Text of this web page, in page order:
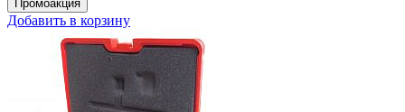
Добавить в корзину